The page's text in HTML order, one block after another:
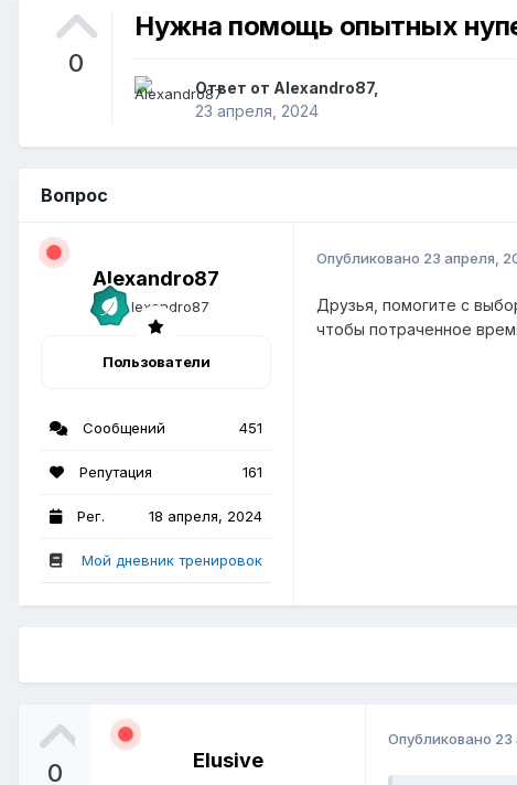
0
Нужна помощь опытных
Ответ от Alexandro87,
23 апреля, 2024
Вопрос
Alexandro87
Пользователи
Сообщений 451
Репутация 161
Рег. 18 апреля, 2024
Мой дневник тренировок
Опубликовано 23 апреля,
Друзья, помогите с
чтобы потраченное
0 Elusive
Опубликовано 23